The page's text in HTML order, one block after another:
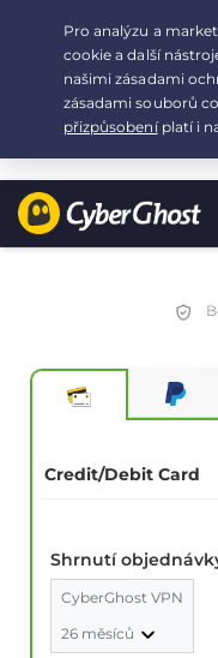
Your choice:The Best
Credit/Debit Card
Shrnutí
CyberGhost VPN
26 měsíců